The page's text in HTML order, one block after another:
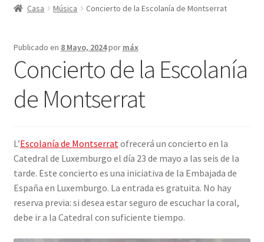
ACTIVIDADES
CURSOS
MIEMBROS DE FES-TE
LIBRO
INICIAR SESIÓN
Casa Música Concierto de la Escolanía de Montserrat
Publicado en 8 Mayo, 2024por máx
Concierto de la Escolanía
de Montserrat
L’Escolanía de Montserratofrecerá un concierto en la
Catedral de Luxemburgo el día 23 de mayo a las seis de la
tarde. Este concierto es una iniciativa de la Embajada de
España en Luxemburgo. La entrada es gratuita. No hay
reserva previa: si desea estar seguro de escuchar la coral,
debe ir a la Catedral con suficiente tiempo.